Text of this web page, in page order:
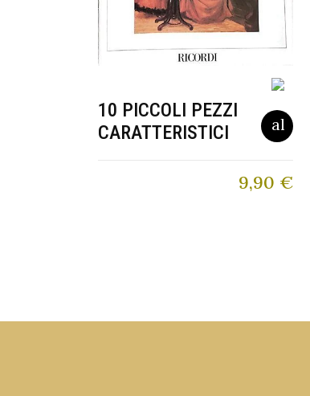
10 PICCOLI PEZZI
CARATTERISTICI
9,90 €